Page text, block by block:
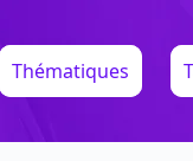
Thématiques